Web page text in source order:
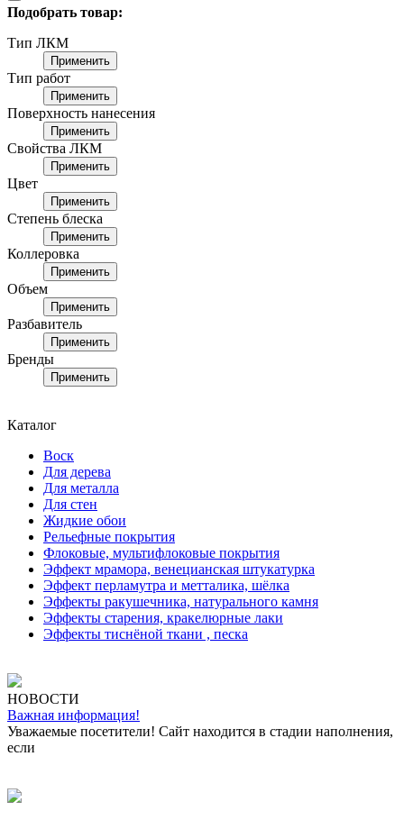
Подобрать товар:
Тип ЛКМ
Применить
Тип работ
Применить
Поверхность нанесения
Применить
Свойства ЛКМ
Применить
Цвет
Применить
Степень блеска
Применить
Коллеровка
Применить
Объем
Применить
Разбавитель
Применить
Бренды
Применить
Каталог
Воск
Для дерева
Для металла
Для стен
Жидкие обои
Рельефные покрытия
Флоковые, мультифлоковые покрытия
Эффект мрамора, венецианская штукатурка
Эффект перламутра и метталика, шёлка
Эффекты ракушечника, натурального камня
Эффекты старения, кракелюрные лаки
Эффекты тиснёной ткани , песка
НОВОСТИ
Важная информация!
Уважаемые посетители! Сайт находится в стадии наполнения,
если